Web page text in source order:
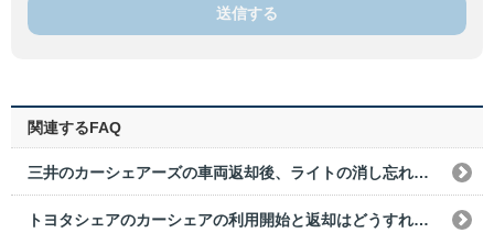
送信する
関連するFAQ
三井のカーシェアーズの車両返却後、ライトの消し忘れに気づきました。どうすればいいですか？
トヨタシェアのカーシェアの利用開始と返却はどうすればいいですか？